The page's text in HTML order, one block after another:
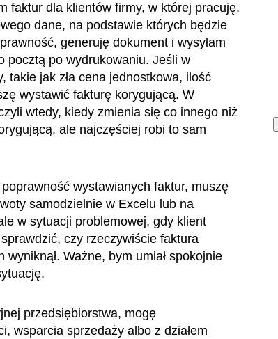
faktur dla klientów firmy, w której pracuję.
dane, na podstawie których będzie
generuję dokument i wysyłam
pocztą po wydrukowaniu. Jeśli w
takie jak zła cena jednostkowa, ilość
wystawić fakturę korygującą. W
wtedy, kiedy zmienia się co innego niż
ale najczęściej robi to sam
wystawianych faktur, muszę
samodzielnie w Excelu lub na
w sytuacji problemowej, gdy klient
czy rzeczywiście faktura
Ważne, bym umiał spokojnie
przedsiębiorstwa, mogę
wsparcia sprzedaży albo z działem